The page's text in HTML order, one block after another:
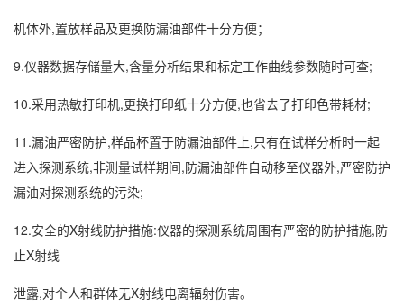
机体外,置放样品及更换防漏油部件十分方便；
9.仪器数据存储量大,含量分析结果和标定工作曲线参数随时可查;
10.采用热敏打印机,更换打印纸十分方便,也省去了打印色带耗材;
11.漏油严密防护,样品杯置于防漏油部件上,只有在试样分析时一起
进入探测系统,非测量试样期间,防漏油部件自动移至仪器外,严密防护
漏油对探测系统的污染;
12.安全的X射线防护措施:仪器的探测系统周围有严密的防护措施,防
止X射线
泄露,对个人和群体无X射线电离辐射伤害。